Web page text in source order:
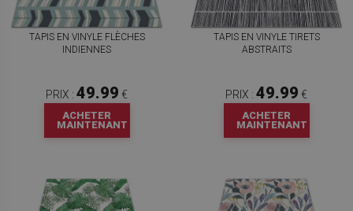
TAPIS EN VINYLE FLÈCHES
INDIENNES
PRIX : 49.99 €
ACHETER
MAINTENANT
TAPIS EN VINYLE TIRETS
ABSTRAITS
PRIX : 49.99 €
ACHETER
MAINTENANT